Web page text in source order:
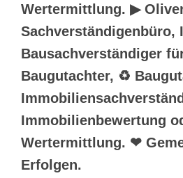
Wertermittlung. ▶︎
Sachverständigenbüro,
Bausachverständiger
Baugutachter, ♻
Immobilienbewertung
Wertermittlung. ❤
Erfolgen.